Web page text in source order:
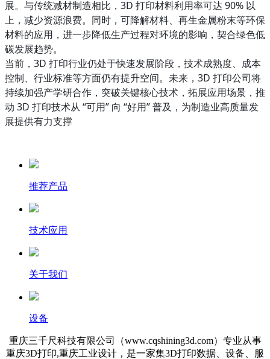
展。与传统减材制造相比，3D 打印材料利用率可达 90% 以
上，减少资源浪费。同时，可降解材料、再生金属粉末等环保
材料的应用，进一步降低生产过程对环境的影响，契合绿色低
碳发展趋势。
当前，3D 打印行业仍处于快速发展阶段，技术成熟度、成本
控制、行业标准等方面仍有提升空间。未来，3D 打印公司将
持续加强产学研合作，突破关键核心技术，拓展应用场景，推
动 3D 打印技术从 “可用” 向 “好用” 普及，为制造业高质量发
展提供有力支撑
推荐产品
技术应用
关于我们
设备
重庆三千尺科技有限公司（www.cqshining3d.com）专业从事
重庆3D打印,重庆工业设计，是一家集3D打印数据、设备、服